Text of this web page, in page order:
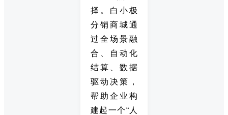
择。白小极
分销商城通
过全场景融
合、自动化
结算、数据
驱动决策，
帮助企业构
建起一个“人